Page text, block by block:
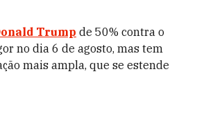
Trump de 50% contra o
no dia 6 de agosto, mas tem
mais ampla, que se estende